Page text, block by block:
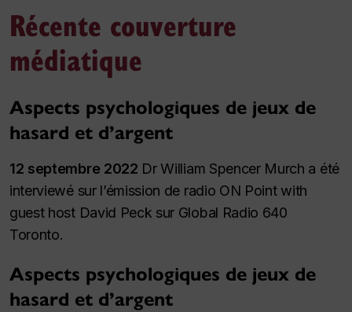
Récente couverture
médiatique
Aspects psychologiques de jeux de
hasard et d’argent
12 septembre 2022 Dr William Spencer Murch a été
interviewé sur l’émission de radio ON Point with
guest host David Peck sur Global Radio 640
Toronto.
Aspects psychologiques de jeux de
hasard et d’argent